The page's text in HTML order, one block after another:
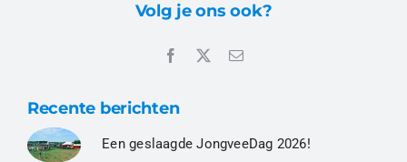
Volg je ons ook?
Recente berichten
Een geslaagde JongveeDag 2026!